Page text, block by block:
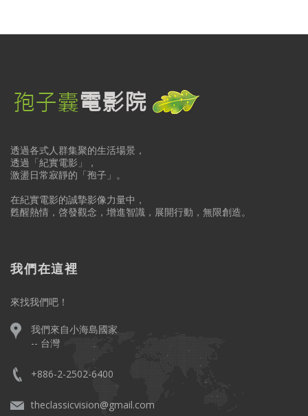
透過各式人群集聚的生活場景，
透過「紀實電影」，
激盪日常寂靜的「孢子」。
在紀實電影的誠摯影像力量中，
甦醒熱情，啓發觀念，增進智識，展開行動，無限創造。
我們在這裡
來找我們吧！
我們來自小海島國家
-- 台灣
+886-2-2502-6400
theclassicvision@gmail.com